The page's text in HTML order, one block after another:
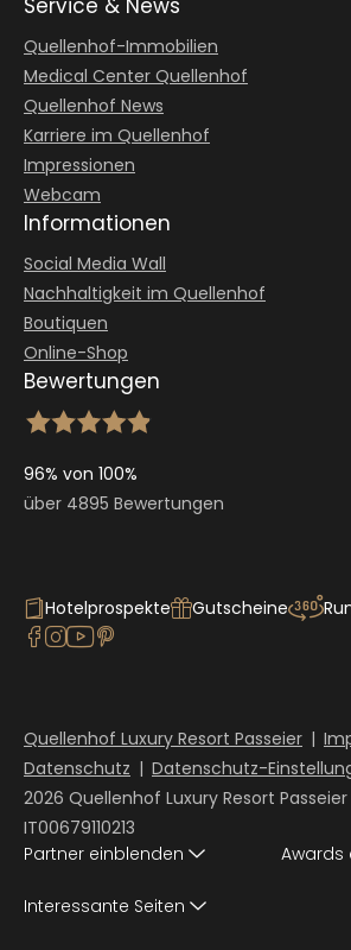
Quellenhof-Immobilien
Medical Center Quellenhof
Quellenhof News
Karriere im Quellenhof
Impressionen
Webcam
Informationen
Social Media Wall
Nachhaltigkeit im Quellenhof
Boutiquen
Online-Shop
Bewertungen
96% von 100%
über 4895 Bewertungen
Hotelprospekte Gutscheine
Quellenhof Luxury Resort Passeier |
Datenschutz | Datenschutz-
2026 Quellenhof Luxury Resort Passeier
IT00679110213
Partner einblenden
Awards
Interessante Seiten